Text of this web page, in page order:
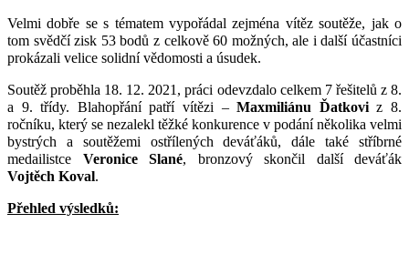
Velmi dobře se s tématem vypořádal zejména vítěz soutěže, jak o
tom svědčí zisk 53 bodů z celkově 60 možných, ale i další účastníci
prokázali velice solidní vědomosti a úsudek.
Soutěž proběhla 18. 12. 2021, práci odevzdalo celkem 7 řešitelů z 8.
a 9. třídy. Blahopřání patří vítězi –Maxmiliánu Ďatkoviz 8.
ročníku, který se nezalekl těžké konkurence v podání několika velmi
bystrých a soutěžemi ostřílených deváťáků, dále také stříbrné
medailistce Veronice Slané, bronzový skončil další deváťák
Vojtěch Koval.
Přehled výsledků: